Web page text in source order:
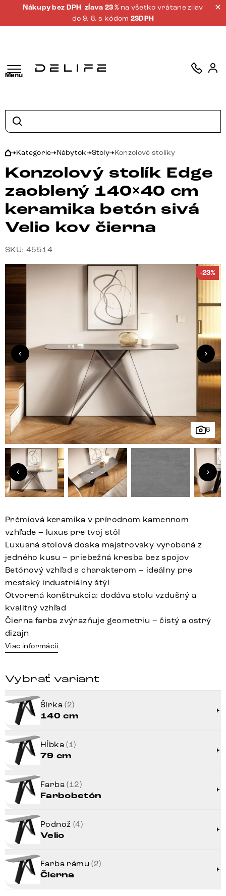
Nákupy bez DPH zĺava 23 % na všetko vrátane zliav
do 9. 8. s kódom 23DPH
Menu
Kategorie Nábytok Stoly Konzolové stolíky
Konzolový stolík Edge
zaoblený 140×40 cm
keramika betón sivá
Velio kov čierna
SKU: 45514
8
-23%
Prémiová keramika v prírodnom kamennom
vzhľade – luxus pre tvoj stôl
Luxusná stolová doska majstrovsky vyrobená z
jedného kusu – priebežná kresba bez spojov
Betónový vzhľad s charakterom – ideálny pre
mestský industriálny štýl
Otvorená konštrukcia: dodáva stolu vzdušný a
kvalitný vzhľad
Čierna farba zvýrazňuje geometriu – čistý a ostrý
dizajn
Viac informácií
Vybrať variant
Šírka(2)
140 cm
Hĺbka(1)
79 cm
Farba(12)
Farbobetón
Podnož (4)
Velio
Farba rámu(2)
Čierna